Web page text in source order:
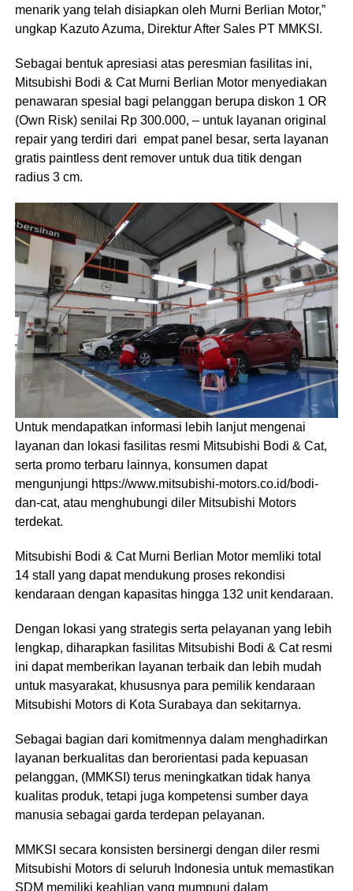
menarik yang telah disiapkan oleh Murni Berlian Motor,”
ungkap Kazuto Azuma, Direktur After Sales PT MMKSI.
Sebagai bentuk apresiasi atas peresmian fasilitas ini,
Mitsubishi Bodi & Cat Murni Berlian Motor menyediakan
penawaran spesial bagi pelanggan berupa diskon 1 OR
(Own Risk) senilai Rp 300.000, – untuk layanan original
repair yang terdiri dari empat panel besar, serta layanan
gratis paintless dent remover untuk dua titik dengan
radius 3 cm.
Untuk mendapatkan informasi lebih lanjut mengenai
layanan dan lokasi fasilitas resmi Mitsubishi Bodi & Cat,
serta promo terbaru lainnya, konsumen dapat
mengunjungi https://www.mitsubishi-motors.co.id/bodi-
dan-cat, atau menghubungi diler Mitsubishi Motors
terdekat.
Mitsubishi Bodi & Cat Murni Berlian Motor memliki total
14 stall yang dapat mendukung proses rekondisi
kendaraan dengan kapasitas hingga 132 unit kendaraan.
Dengan lokasi yang strategis serta pelayanan yang lebih
lengkap, diharapkan fasilitas Mitsubishi Bodi & Cat resmi
ini dapat memberikan layanan terbaik dan lebih mudah
untuk masyarakat, khususnya para pemilik kendaraan
Mitsubishi Motors di Kota Surabaya dan sekitarnya.
Sebagai bagian dari komitmennya dalam menghadirkan
layanan berkualitas dan berorientasi pada kepuasan
pelanggan, (MMKSI) terus meningkatkan tidak hanya
kualitas produk, tetapi juga kompetensi sumber daya
manusia sebagai garda terdepan pelayanan.
MMKSI secara konsisten bersinergi dengan diler resmi
Mitsubishi Motors di seluruh Indonesia untuk memastikan
SDM memiliki keahlian yang mumpuni dalam